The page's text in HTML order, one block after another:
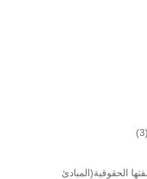
(3)
الحقوقية(المبادئ